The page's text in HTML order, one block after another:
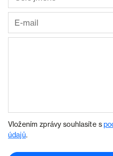
Vložením zprávy souhlasíte s
údajů.